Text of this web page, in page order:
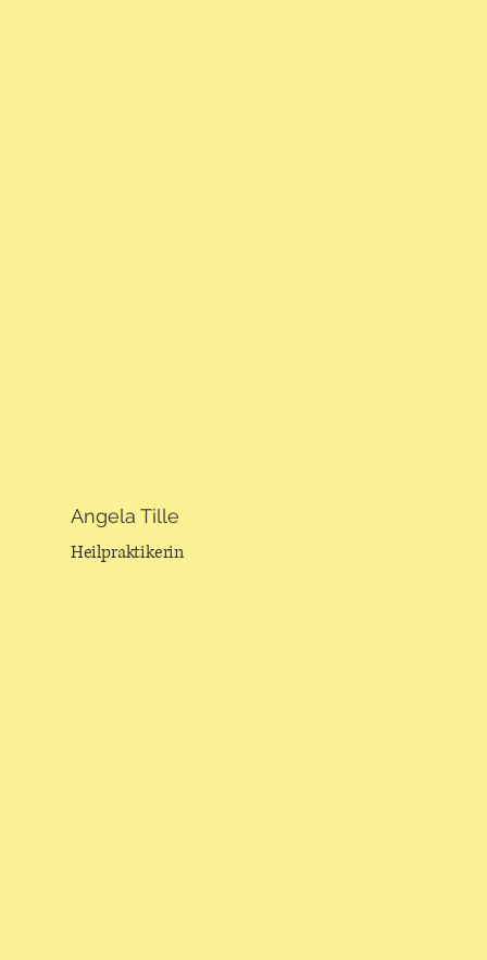
Angela Tille
Heilpraktikerin